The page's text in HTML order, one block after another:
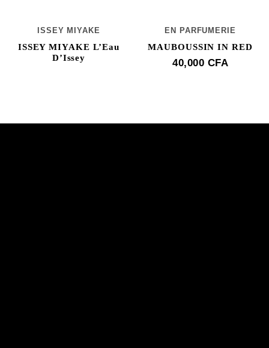
ISSEY MIYAKE
ISSEY MIYAKE L’Eau
D’Issey
EN PARFUMERIE
MAUBOUSSIN IN RED
40,000 CFA